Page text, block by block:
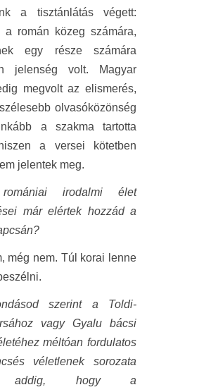
a tisztánlátás végett:
a román közeg számára,
egy része számára
jelenség volt. Magyar
megvolt az elismerés,
olvasóközönség
a szakma tartotta
a versei kötetben
jelentek meg.
irodalmi élet
már elértek hozzád a
még nem. Túl korai lenne
szerint a Toldi-
vagy Gyalu bácsi
méltóan fordulatos
véletlenek sorozata
addig, hogy a